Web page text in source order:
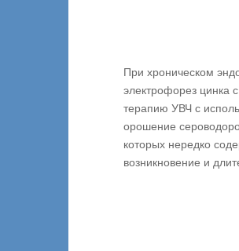
При хроническом
электрофорез цинка
терапию УВЧ с
орошение
которых нередко
возникновение и